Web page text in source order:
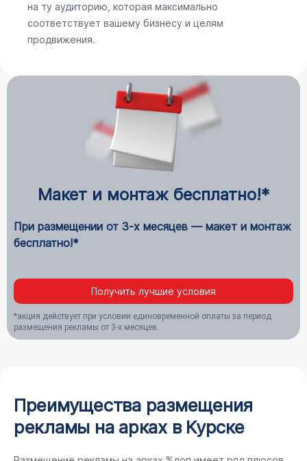
на ту аудиторию, которая максимально
соответствует вашему бизнесу и целям
продвижения.
Макет и монтаж бесплатно!*
При размещении от 3-х месяцев — макет и монтаж
бесплатно!*
Получить лучшие условия
*акция действует при условии единовременной оплаты за период
размещения рекламы от 3-х месяцев.
Преимущества размещения
рекламы на арках в Курске